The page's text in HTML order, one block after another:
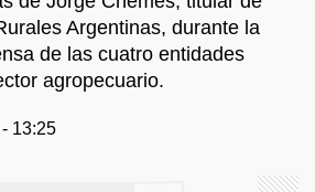
Argentinas, durante la
de las cuatro entidades
agropecuario.
13:25